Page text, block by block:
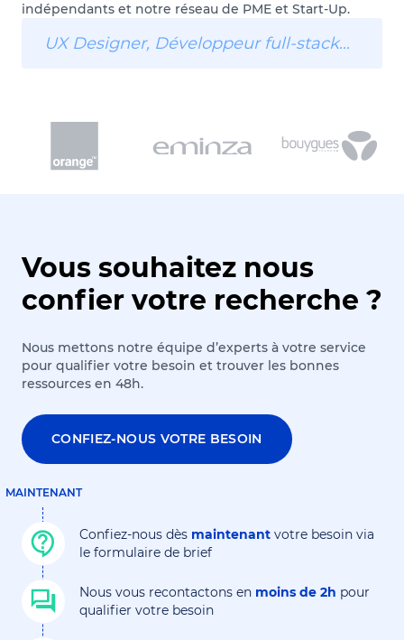
indépendants et notre réseau de PME et Start-Up.
UX Designer, Développeur full-stack…
Vous souhaitez nous
confier votre recherche ?
Nous mettons notre équipe d’experts à votre service
pour qualifier votre besoin et trouver les bonnes
ressources en 48h.
CONFIEZ-NOUS VOTRE BESOIN
Confiez-nous dès maintenant votre besoin via
le formulaire de brief
Nous vous recontactons en moins de 2h pour
qualifier votre besoin
MAINTENANT